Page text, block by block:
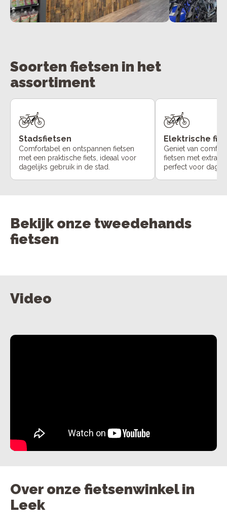
Soorten fietsen in het
assortiment
Stadsfietsen
Comfortabel en ontspannen fietsen
met een praktische fiets, ideaal voor
dagelijks gebruik in de stad.
Elektrische
Geniet van
fietsen met extra
perfect voor
Bekijk onze tweedehands
fietsen
Video
Over onze fietsenwinkel in
Leek